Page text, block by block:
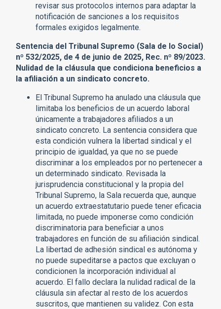
revisar sus protocolos internos para adaptar la
notificación de sanciones a los requisitos
formales exigidos legalmente.
Sentencia del Tribunal Supremo (Sala de lo Social)
nº 532/2025, de 4 de junio de 2025, Rec. nº 89/2023.
Nulidad de la cláusula que condiciona beneficios a
la afiliación a un sindicato concreto.
El Tribunal Supremo ha anulado una cláusula que
limitaba los beneficios de un acuerdo laboral
únicamente a trabajadores afiliados a un
sindicato concreto. La sentencia considera que
esta condición vulnera la libertad sindical y el
principio de igualdad, ya que no se puede
discriminar a los empleados por no pertenecer a
un determinado sindicato. Revisada la
jurisprudencia constitucional y la propia del
Tribunal Supremo, la Sala recuerda que, aunque
un acuerdo extraestatutario puede tener eficacia
limitada, no puede imponerse como condición
discriminatoria para beneficiar a unos
trabajadores en función de su afiliación sindical.
La libertad de adhesión sindical es autónoma y
no puede supeditarse a pactos que excluyan o
condicionen la incorporación individual al
acuerdo. El fallo declara la nulidad radical de la
cláusula sin afectar al resto de los acuerdos
suscritos, que mantienen su validez. Con esta